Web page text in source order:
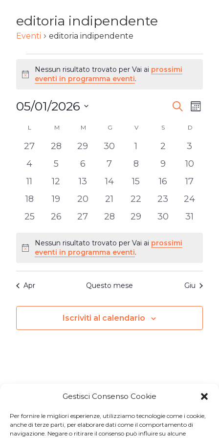
Gestisci Consenso Cookie
Per fornire le migliori esperienze, utilizziamo tecnologie come i cookie,
anche di terze parti, per elaborare dati come il comportamento di
navigazione. Negare o ritirare il consenso può influire su alcune
editoria indipendente
Eventi editoria indipendente
EVENTI
Notice
Nessun risultato trovato per Vai ai prossimi
eventi in programma eventi.
EVENTI
VISTE
CercaMese
05/01/2026
data.
CALENDARIO
DI
EVENTI
L M MARTEDÌ
M MERCOLEDÌ
G GIOVEDÌ
VVENERDÌ
SSABATOD
0
eventi
27
0
eventi
28
0
eventi
29
0
eventi
30
0
eventi
1
0
eventi
2
0
eventi
3
0
eventi
4
0
eventi
5
0
eventi
6
0
eventi
7
0
eventi
8
0
eventi
9
0
eventi
10
0
eventi
11
0
eventi
12
0
eventi
13
0
eventi
14
0
eventi
15
0
eventi
16
0
eventi
17
0
eventi
18
0
eventi
19
0
eventi
20
0
eventi
21
0
eventi
22
0
eventi
23
0
eventi
24
0
25
0
26
0
27
0
28
0
29
0
30
0
31
Notice
Nessun risultato trovato per Vai ai prossimi
eventi in programma eventi.
Apr Questo mese Giu
Iscriviti al calendario
Iscriviti aMacondo Post, la